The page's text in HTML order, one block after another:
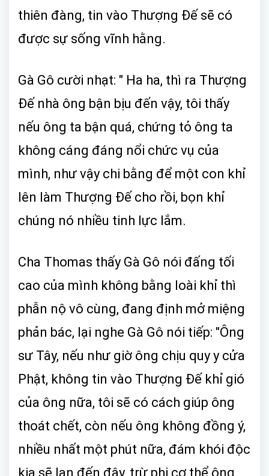
thiên đàng, tin vào Thượng Đế sẽ có
được sự sống vĩnh hằng.
Gà Gô cười nhạt: " Ha ha, thì ra Thượng
Đế nhà ông bận bịu đến vậy, tôi thấy
nếu ông ta bận quá, chứng tỏ ông ta
không cáng đáng nổi chức vụ của
mình, như vậy chi bằng để một con khỉ
lên làm Thượng Đế cho rồi, bọn khỉ
chúng nó nhiều tinh lực lắm.
Cha Thomas thấy Gà Gô nói đấng tối
cao của mình không bằng loài khỉ thì
phẫn nộ vô cùng, đang định mở miệng
phản bác, lại nghe Gà Gô nói tiếp: "Ông
sư Tây, nếu như giờ ông chịu quy y cửa
Phật, không tin vào Thượng Đế khỉ gió
của ông nữa, tôi sẽ có cách giúp ông
thoát chết, còn nếu ông không đồng ý,
nhiều nhất một phút nữa, đám khói độc
kia sẽ lan đến đây, trừ phi cơ thể ông